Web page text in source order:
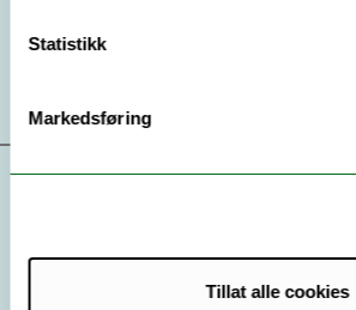
Statistikk
Markedsføring
Tillat alle cookies